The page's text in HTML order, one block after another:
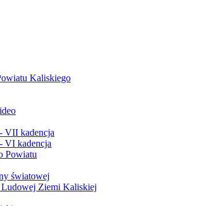
Kaliskiego
VII kadencja
VI kadencja
Powiatu
światowej
Ziemi Kaliskiej